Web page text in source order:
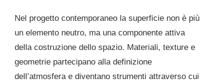
Nel progetto contemporaneo la superficie non è più
un elemento neutro, ma una componente attiva
della costruzione dello spazio. Materiali, texture e
geometrie partecipano alla definizione
dell’atmosfera e diventano strumenti attraverso cui